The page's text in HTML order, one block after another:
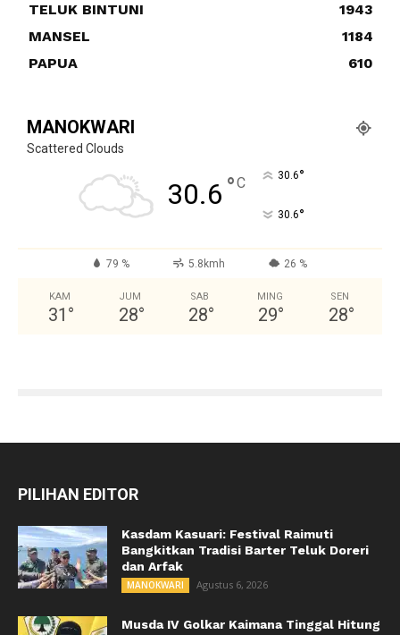
TELUK BINTUNI
1943
MANSEL
1184
PAPUA
610
MANOKWARI
Scattered Clouds
30.6 °C 30.6°
30.6°
79 % 5.8kmh 26 %
KAM
31 °
JUM
28°
SAB
28°
MING
29°
SEN
28°
PILIHAN EDITOR
Kasdam Kasuari: Festival Raimuti
Bangkitkan Tradisi Barter Teluk Doreri
dan Arfak
MANOKWARI Agustus 6, 2026
Musda IV Golkar Kaimana Tinggal Hitung